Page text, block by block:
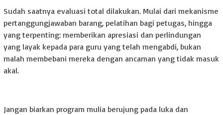
Sudah saatnya evaluasi total dilakukan. Mulai dari mekanisme
pertanggungjawaban barang, pelatihan bagi petugas, hingga
yang terpenting: memberikan apresiasi dan perlindungan
yang layak kepada para guru yang telah mengabdi, bukan
malah membebani mereka dengan ancaman yang tidak masuk
akal.
Jangan biarkan program mulia berujung pada luka dan